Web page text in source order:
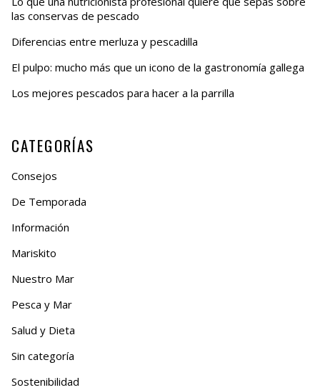
las conservas de pescado
Diferencias entre merluza y pescadilla
El pulpo: mucho más que un icono de la gastronomía gallega
Los mejores pescados para hacer a la parrilla
CATEGORÍAS
Consejos
De Temporada
Información
Mariskito
Nuestro Mar
Pesca y Mar
Salud y Dieta
Sin categoría
Sostenibilidad